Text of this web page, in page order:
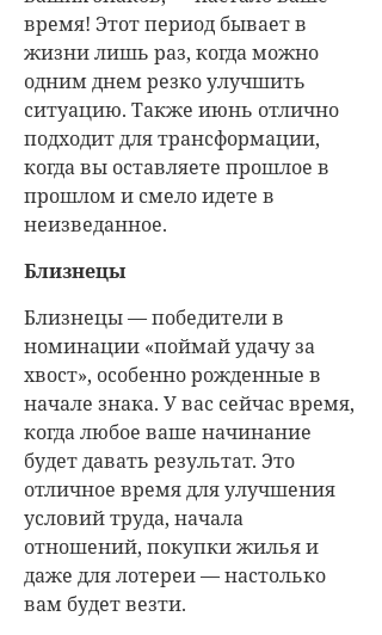
время! Этот период бывает в
жизни лишь раз, когда можно
одним днем резко улучшить
ситуацию. Также июнь отлично
подходит для трансформации,
когда вы оставляете прошлое в
прошлом и смело идете в
неизведанное.
Близнецы
Близнецы — победители в
номинации «поймай удачу за
хвост», особенно рожденные в
начале знака. У вас сейчас время,
когда любое ваше начинание
будет давать результат. Это
отличное время для улучшения
условий труда, начала
отношений, покупки жилья и
даже для лотереи — настолько
вам будет везти.